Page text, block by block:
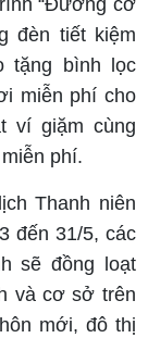
“Đường cờ
đèn tiết kiệm
tặng bình lọc
miễn phí cho
ví giặm cùng
phí.
Thanh niên
đến 31/5, các
sẽ đồng loạt
và cơ sở trên
mới, đô thị